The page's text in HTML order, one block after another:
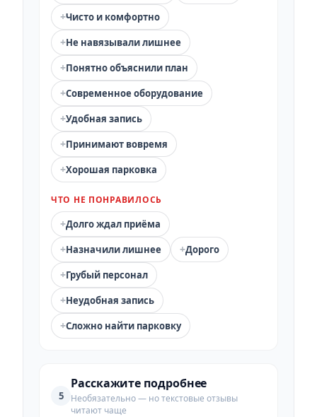
+Чисто и комфортно
+Не навязывали лишнее
+Понятно объяснили план
+Современное оборудование
+Удобная запись
+Принимают вовремя
+Хорошая парковка
ЧТО НЕ ПОНРАВИЛОСЬ
+Долго ждал приёма
+Назначили лишнее +Дорого
+Грубый персонал
+Неудобная запись
+Сложно найти парковку
5
Расскажите подробнее
Необязательно — но текстовые отзывы
читают чаще